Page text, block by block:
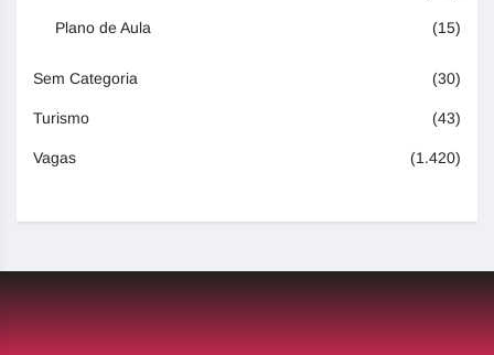
Plano de Aula (15)
Sem Categoria (30)
Turismo (43)
Vagas (1.420)